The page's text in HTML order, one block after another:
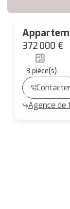
56.40 m2
OUEST
372 000 €
3 pièce(s)
Agence de